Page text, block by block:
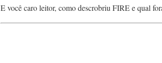
E você caro leitor, como descrobriu FIRE e qual